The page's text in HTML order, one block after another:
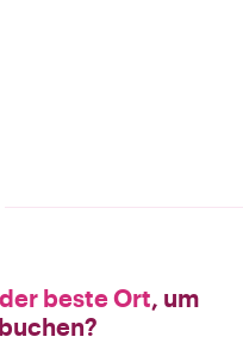
der beste Ort, um